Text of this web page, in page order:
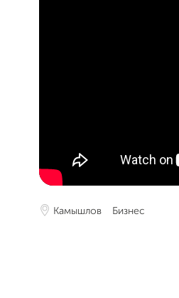
Камышлов Бизнес